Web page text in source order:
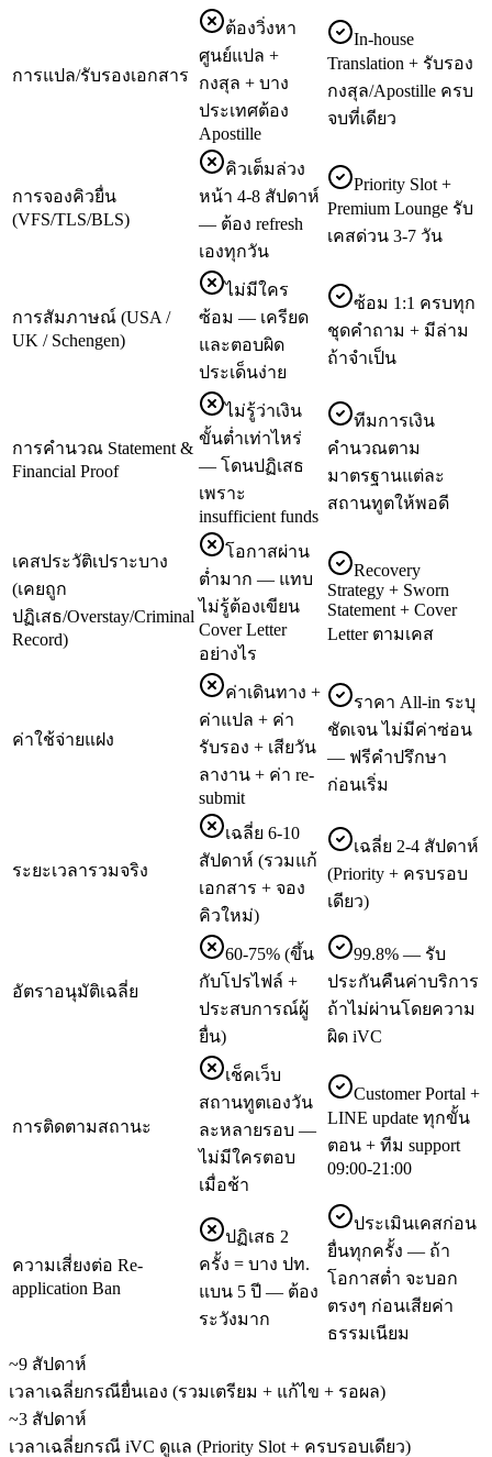
การแปล/รับรองเอกสาร
ต้องวิ่งหา
ศูนย์แปล +
กงสุล + บาง
ประเทศต้อง
Apostille
In-house
Translation + รับรอง
กงสุล/Apostille ครบ
จบที่เดียว
การจองคิวยื่น
(VFS/TLS/BLS)
คิวเต็มล่วง
หน้า 4-8 สัปดาห์
— ต้อง refresh
เองทุกวัน
Priority Slot +
Premium Lounge รับ
เคสด่วน 3-7 วัน
การสัมภาษณ์ (USA /
UK / Schengen)
ไม่มีใคร
ซ้อม — เครียด
และตอบผิด
ประเด็นง่าย
ซ้อม 1:1 ครบทุก
ชุดคำถาม + มีล่าม
ถ้าจำเป็น
การคำนวณ Statement &
Financial Proof
ไม่รู้ว่าเงิน
ขั้นต่ำเท่าไหร่
— โดนปฏิเสธ
เพราะ
insufficient funds
ทีมการเงิน
คำนวณตาม
มาตรฐานแต่ละ
สถานทูตให้พอดี
เคสประวัติเปราะบาง
(เคยถูก
ปฏิเสธ/Overstay/Criminal
Record)
โอกาสผ่าน
ต่ำมาก — แทบ
ไม่รู้ต้องเขียน
Cover Letter
อย่างไร
Recovery
Strategy + Sworn
Statement + Cover
Letter ตามเคส
ค่าใช้จ่ายแฝง
ค่าเดินทาง +
ค่าแปล + ค่า
รับรอง + เสียวัน
ลางาน + ค่า re-
submit
ราคา All-in ระบุ
ชัดเจน ไม่มีค่าซ่อน
— ฟรีคำปรึกษา
ก่อนเริ่ม
ระยะเวลารวมจริง
เฉลี่ย 6-10
สัปดาห์ (รวมแก้
เอกสาร + จอง
คิวใหม่)
เฉลี่ย 2-4 สัปดาห์
(Priority + ครบรอบ
เดียว)
อัตราอนุมัติเฉลี่ย
60-75% (ขึ้น
กับโปรไฟล์ +
ประสบการณ์ผู้
ยื่น)
99.8% — รับ
ประกันคืนค่าบริการ
ถ้าไม่ผ่านโดยความ
ผิด iVC
การติดตามสถานะ
เช็คเว็บ
สถานทูตเองวัน
ละหลายรอบ —
ไม่มีใครตอบ
เมื่อช้า
Customer Portal +
LINE update ทุกขั้น
ตอน + ทีม support
09:00-21:00
ความเสี่ยงต่อ Re-
application Ban
ปฏิเสธ 2
ครั้ง = บาง ปท.
แบน 5 ปี — ต้อง
ระวังมาก
ประเมินเคสก่อน
ยื่นทุกครั้ง — ถ้า
โอกาสต่ำ จะบอก
ตรงๆ ก่อนเสียค่า
ธรรมเนียม
~9 สัปดาห์
เวลาเฉลี่ยกรณียื่นเอง (รวมเตรียม + แก้ไข + รอผล)
~3 สัปดาห์
เวลาเฉลี่ยกรณี iVC ดูแล (Priority Slot + ครบรอบเดียว)